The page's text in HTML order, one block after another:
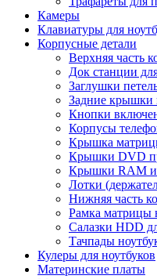
Камеры
Клавиатуры для
Корпусные детали
Верхняя часть
Док станции
Заглушки
Задние крышки
Кнопки
Корпусы
Крышка
Крышки DVD
Крышки RAM и
Лотки
Нижняя часть
Рамка матрицы
Салазки HDD
Тачпады
Кулеры для ноутбуков
Материнские платы